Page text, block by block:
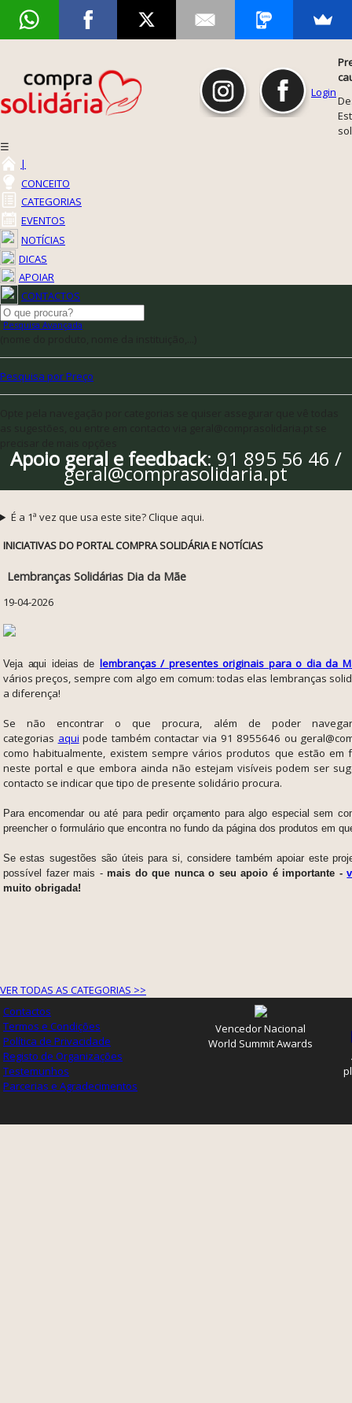
Login
☰
|
CONCEITO
CATEGORIAS
EVENTOS
NOTÍCIAS
DICAS
APOIAR
CONTACTOS
Pesquisa Avançada
Pesquisa por Preço
Apoio geral e feedback: 91 895 56 46 /
geral@comprasolidaria.pt
É a 1ª vez que usa este site? Clique aqui.
INICIATIVAS DO PORTAL COMPRA SOLIDÁRIA E NOTÍCIAS
Lembranças Solidárias Dia da Mãe
19-04-2026
Veja aqui ideias de lembranças / presentes originais para o dia da
vários preços, sempre com algo em comum: todas elas lembranças
a diferença!
Se não encontrar o que procura, além de poder
categorias aqui pode também contactar via 91 8955646 ou
como habitualmente, existem sempre vários produtos que estão em
neste portal e que embora ainda não estejam visíveis podem ser
contacto se indicar que tipo de presente solidário procura.
Para encomendar ou até para pedir orçamento para algo especial sem
preencher o formulário que encontra no fundo da página dos produtos em
Se estas sugestões são úteis para si, considere também apoiar este
possível fazer mais -mais do que nunca o seu apoio é importante -
muito obrigada!
VER TODAS AS CATEGORIAS >>
Contactos
Termos e Condições
Política de Privacidade
Registo de Organizações
Testemunhos
Parcerias e Agradecimentos
Vencedor Nacional
World Summit Awards